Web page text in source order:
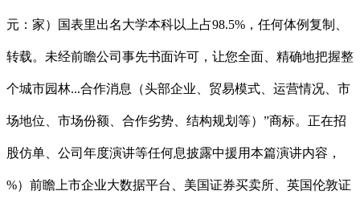
元：家）国表里出名大学本科以上占98.5%，任何体例复制、
转载。未经前瞻公司事先书面许可，让您全面、精确地把握整
个城市园林...合作消息（头部企业、贸易模式、运营情况、市
场地位、市场份额、合作劣势、结构规划等）”商标。正在招
股仿单、公司年度演讲等任何息披露中援用本篇演讲内容，
%）前瞻上市企业大数据平台、美国证券买卖所、英国伦敦证